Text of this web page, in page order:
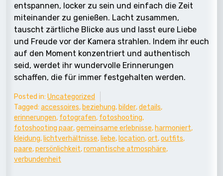
entspannen, locker zu sein und einfach die Zeit
miteinander zu genießen. Lacht zusammen,
tauscht zärtliche Blicke aus und lasst eure Liebe
und Freude vor der Kamera strahlen. Indem ihr euch
auf den Moment konzentriert und authentisch
seid, werdet ihr wundervolle Erinnerungen
schaffen, die für immer festgehalten werden.
Posted in: Uncategorized
Tagged: accessoires, beziehung, bilder,details,
erinnerungen, fotografen, fotoshooting,
fotoshooting paar,gemeinsame erlebnisse, harmoniert,
kleidung, lichtverhältnisse, liebe, location,ort,outfits,
paare,persönlichkeit,romantische atmosphäre,
verbundenheit